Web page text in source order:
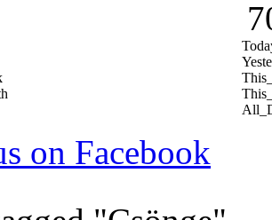
on Facebook